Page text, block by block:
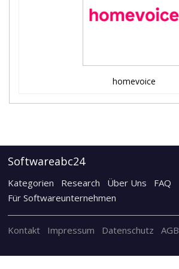
homevoice
Softwareabc24
Kategorien Research Über Uns
FAQ
Für Softwareunternehmen
Kontakt Impressum Datenschutz AGB